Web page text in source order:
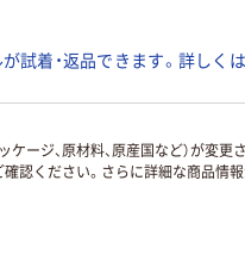
試着・返品できます。詳しくは
ージ、原材料、原産国など）が変
ください。さらに詳細な商品情報